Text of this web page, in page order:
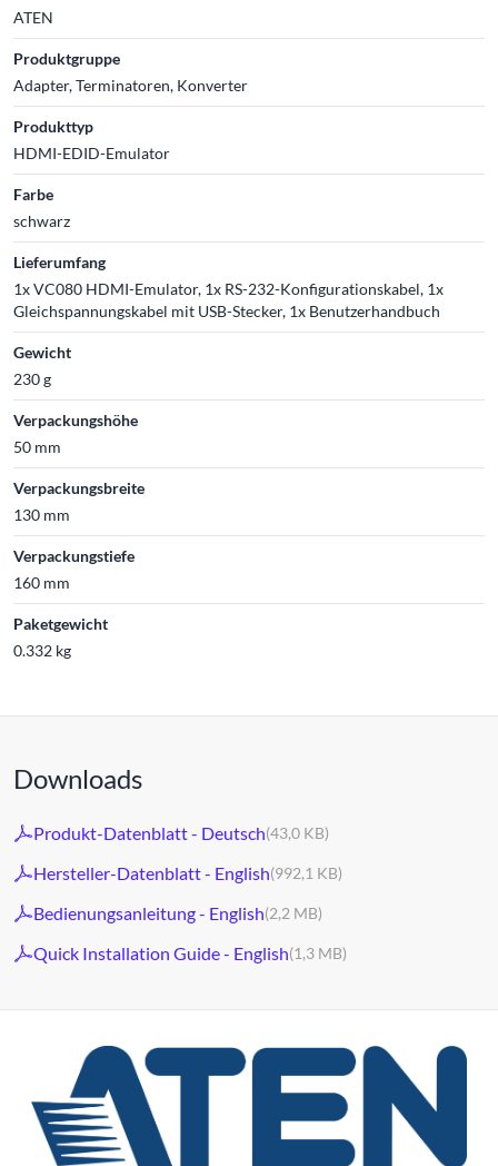
ATEN
Produktgruppe
Adapter, Terminatoren, Konverter
Produkttyp
HDMI-EDID-Emulator
Farbe
schwarz
Lieferumfang
1x VC080 HDMI-Emulator, 1x RS-232-Konfigurationskabel, 1x
Gleichspannungskabel mit USB-Stecker, 1x Benutzerhandbuch
Gewicht
230 g
Verpackungshöhe
50 mm
Verpackungsbreite
130 mm
Verpackungstiefe
160 mm
Paketgewicht
0.332 kg
Downloads
Produkt-Datenblatt - Deutsch(43,0 KB)
Hersteller-Datenblatt - English(992,1 KB)
Bedienungsanleitung - English(2,2 MB)
Quick Installation Guide - English(1,3 MB)